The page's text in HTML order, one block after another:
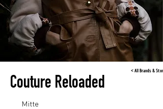
< All Brands &
Couture Reloaded
Mitte